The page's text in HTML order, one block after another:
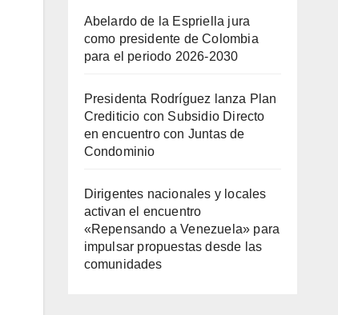
Abelardo de la Espriella jura
como presidente de Colombia
para el periodo 2026-2030
Presidenta Rodríguez lanza Plan
Crediticio con Subsidio Directo
en encuentro con Juntas de
Condominio
Dirigentes nacionales y locales
activan el encuentro
«Repensando a Venezuela» para
impulsar propuestas desde las
comunidades